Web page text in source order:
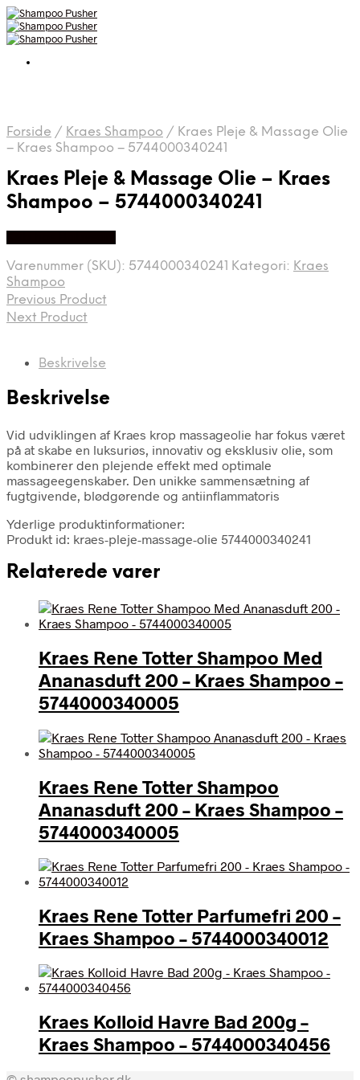
Forside / Kraes Shampoo / Kraes Pleje & Massage Olie
– Kraes Shampoo – 5744000340241
Kraes Pleje & Massage Olie – Kraes
Shampoo – 5744000340241
Varenummer (SKU): 5744000340241 Kategori: Kraes
Shampoo
Previous Product
Next Product
Beskrivelse
Beskrivelse
Vid udviklingen af Kraes krop massageolie har fokus været
på at skabe en luksuriøs, innovativ og eksklusiv olie, som
kombinerer den plejende effekt med optimale
massageegenskaber. Den unikke sammensætning af
fugtgivende, blødgørende og antiinflammatoris
Yderlige produktinformationer:
Produkt id: kraes-pleje-massage-olie 5744000340241
Relaterede varer
Kraes Rene Totter Shampoo Med
Ananasduft 200 – Kraes Shampoo –
5744000340005
Kraes Rene Totter Shampoo
Ananasduft 200 – Kraes Shampoo –
5744000340005
Kraes Rene Totter Parfumefri 200 –
Kraes Shampoo – 5744000340012
Kraes Kolloid Havre Bad 200g –
Kraes Shampoo – 5744000340456